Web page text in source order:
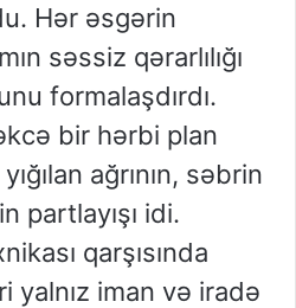
Hər əsgərin
səssiz qərarlılığı
formalaşdırdı.
bir hərbi plan
ağrının, səbrin
partlayışı idi.
qarşısında
yalnız iman və iradə